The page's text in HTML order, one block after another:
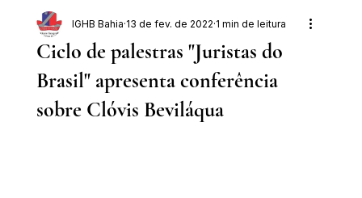
Ciclo de palestras "Juristas do
Brasil" apresenta conferência
sobre Clóvis Beviláqua
IGHB Bahia 13 de fev. de 2022 1 min de leitura